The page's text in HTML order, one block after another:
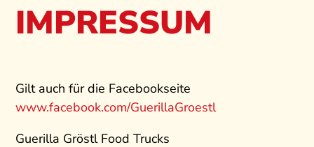
IMPRESSUM
Gilt auch für die Facebookseite
www.facebook.com/GuerillaGroestl
Guerilla Gröstl Food Trucks